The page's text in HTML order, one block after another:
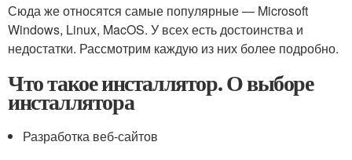
Сюда же относятся самые популярные — Microsoft
Windows, Linux, MacOS. У всех есть достоинства и
недостатки. Рассмотрим каждую из них более подробно.
Что такое инсталлятор. О выборе
инсталлятора
Разработка веб-сайтов